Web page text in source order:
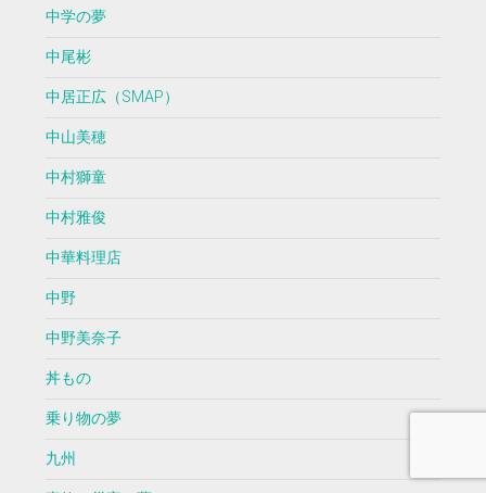
中学の夢
中尾彬
中居正広（SMAP）
中山美穂
中村獅童
中村雅俊
中華料理店
中野
中野美奈子
丼もの
乗り物の夢
九州